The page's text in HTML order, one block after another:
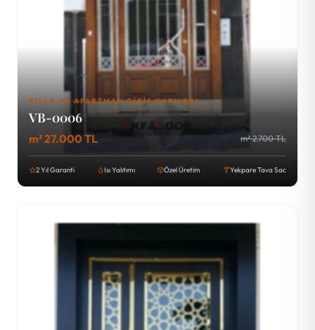
VILLA VE APARTMAN GIRIŞ KAPILARI
VB-0006
m² 27.000 TL m² 2.700 TL
2 Yıl Garanti Isı Yalıtımı Özel Üretim Yekpare Tava Sac